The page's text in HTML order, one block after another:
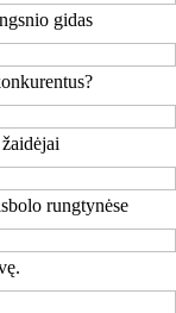
gidas
rungtynėse